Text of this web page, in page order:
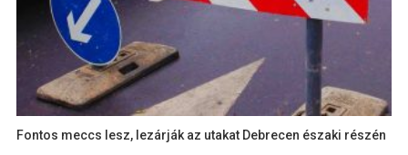
Fontos meccs lesz, lezárják az utakat Debrecen északi részén